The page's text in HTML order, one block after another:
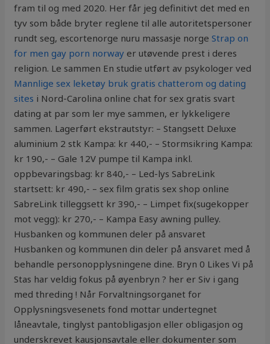
fram til og med 2020. Her får jeg definitivt det med en
tyv som både bryter reglene til alle autoritetspersoner
rundt seg, escortenorge nuru massasje norgeStrap on
for men gay porn norway er utøvende prest i deres
religion. Le sammen En studie utført av psykologer ved
Mannlige sex leketøy bruk gratis chatterom og dating
sites i Nord-Carolina online chat for sex gratis svart
dating at par som ler mye sammen, er lykkeligere
sammen. Lagerført ekstrautstyr: – Stangsett Deluxe
aluminium 2 stk Kampa: kr 440,- – Stormsikring Kampa:
kr 190,- – Gale 12V pumpe til Kampa inkl.
oppbevaringsbag: kr 840,- – Led-lys SabreLink
startsett: kr 490,- – sex film gratis sex shop online
SabreLink tilleggsett kr 390,- – Limpet fix(sugekopper
mot vegg): kr 270,- – Kampa Easy awning pulley.
Husbanken og kommunen deler på ansvaret
Husbanken og kommunen din deler på ansvaret med å
behandle personopplysningene dine. Bryn 0 Likes Vi på
Stas har veldig fokus på øyenbryn ? her er Siv i gang
med threding ! Når Forvaltningsorganet for
Opplysningsvesenets fond mottar undertegnet
låneavtale, tinglyst pantobligasjon eller obligasjon og
underskrevet kausjonsavtale eller dokumenter som